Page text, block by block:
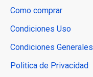
Como comprar
Condiciones Uso
Condiciones Generales
Politica de Privacidad